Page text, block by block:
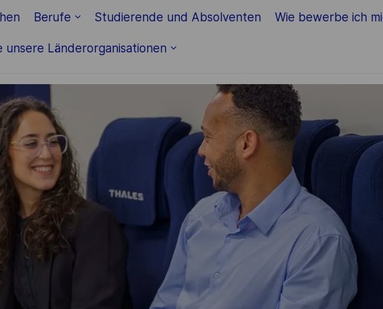
Berufe Studierende und Absolventen Wie bewerbe ich
unsere Länderorganisationen